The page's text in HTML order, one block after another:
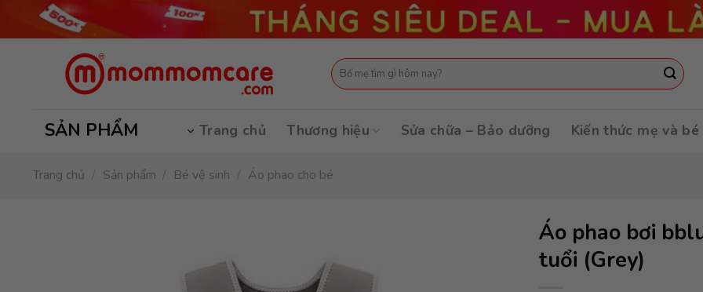
Tìm
kiếm:
SẢN PHẨM Trang chủ Thương hiệu Sửa chữa – Bảo dưỡng Kiến thức mẹ và bé
Trang chủ / Sản phẩm / Bé vệ sinh / Áo phao cho bé
Áo phao bơi
tuổi (Grey)